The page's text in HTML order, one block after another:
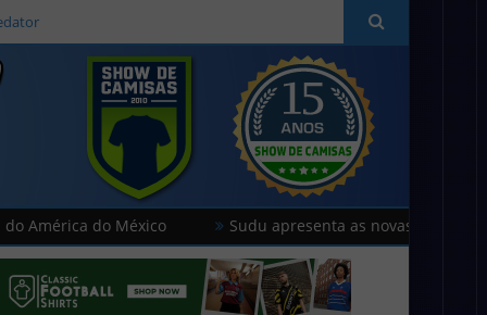
México Sudu apresenta as novas camisas do País de